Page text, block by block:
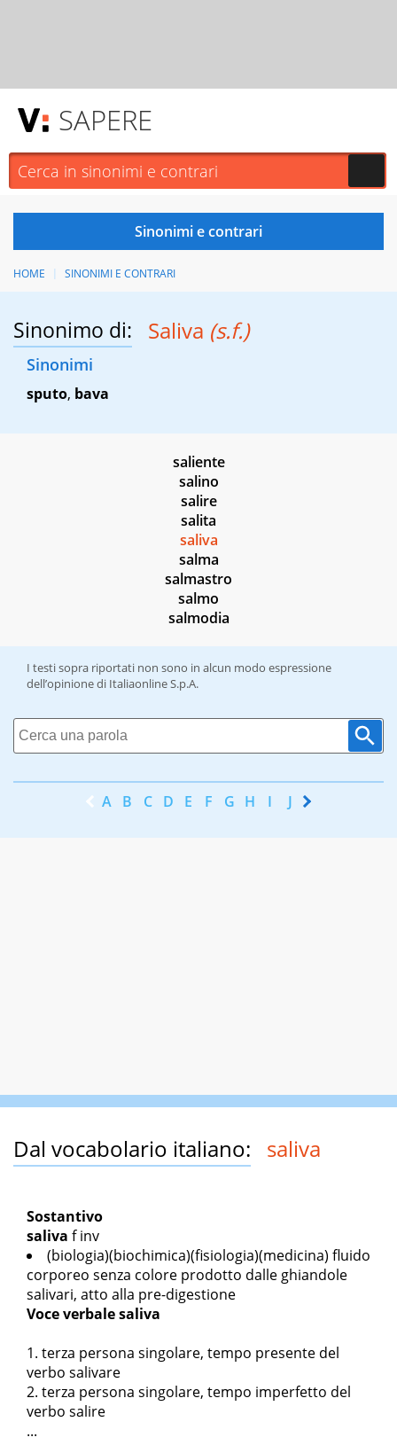
SAPERE
HOME SINONIMI E CONTRARI
Sinonimo di: Saliva (s.f.)
Sinonimi
sputo, bava
saliente
salino
salire
salita
saliva
salma
salmastro
salmo
salmodia
I testi sopra riportati non sono in alcun modo espressione
dell’opinione di Italiaonline S.p.A.
A B C D E F G H I J K
Dal vocabolario italiano: saliva
Sostantivo
saliva f inv
(biologia)(biochimica)(fisiologia)(medicina) fluido
corporeo senza colore prodotto dalle ghiandole
salivari, atto alla pre-digestione
Voce verbalesaliva
terza persona singolare, tempo presente del
verbo salivare
terza persona singolare, tempo imperfetto del
verbo salire
...